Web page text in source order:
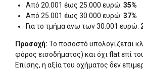
Από 20.001 έως 25.000 ευρώ: 35%
Από 25.001 έως 30.000 ευρώ: 37%
Για το τμήμα άνω των 30.001 ευρώ:
Προσοχή: Το ποσοστό υπολογίζεται
φόρος εισοδήματος) και όχι flat επί
Επίσης, η αξία του οχήματος δεν